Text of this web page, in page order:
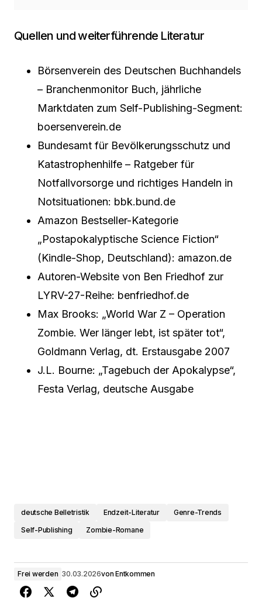
Quellen und weiterführende Literatur
Börsenverein des Deutschen Buchhandels
– Branchenmonitor Buch, jährliche
Marktdaten zum Self-Publishing-Segment:
boersenverein.de
Bundesamt für Bevölkerungsschutz und
Katastrophenhilfe – Ratgeber für
Notfallvorsorge und richtiges Handeln in
Notsituationen: bbk.bund.de
Amazon Bestseller-Kategorie
„Postapokalyptische Science Fiction“
(Kindle-Shop, Deutschland): amazon.de
Autoren-Website von Ben Friedhof zur
LYRV-27-Reihe: benfriedhof.de
Max Brooks: „World War Z – Operation
Zombie. Wer länger lebt, ist später tot“,
Goldmann Verlag, dt. Erstausgabe 2007
J.L. Bourne: „Tagebuch der Apokalypse“,
Festa Verlag, deutsche Ausgabe
deutsche Belletristik Endzeit-Literatur
Genre-Trends
Self-Publishing
Zombie-Romane
Frei werden 30.03.2026von Entkommen